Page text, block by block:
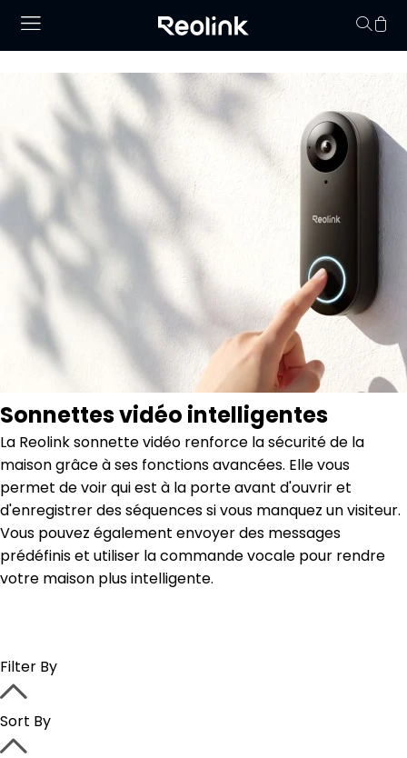
Sonnettes vidéo intelligentes
La Reolink sonnette vidéo renforce la sécurité de la
maison grâce à ses fonctions avancées. Elle vous
permet de voir qui est à la porte avant d'ouvrir et
d'enregistrer des séquences si vous manquez un visiteur.
Vous pouvez également envoyer des messages
prédéfinis et utiliser la commande vocale pour rendre
votre maison plus intelligente.
Filter By
Sort By